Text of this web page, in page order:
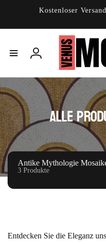
Kostenloser
Einloggen
S
a
m
m
l
n
Alle
Antike Mythologie
3 Produkte
Entdecken Sie die Eleganz